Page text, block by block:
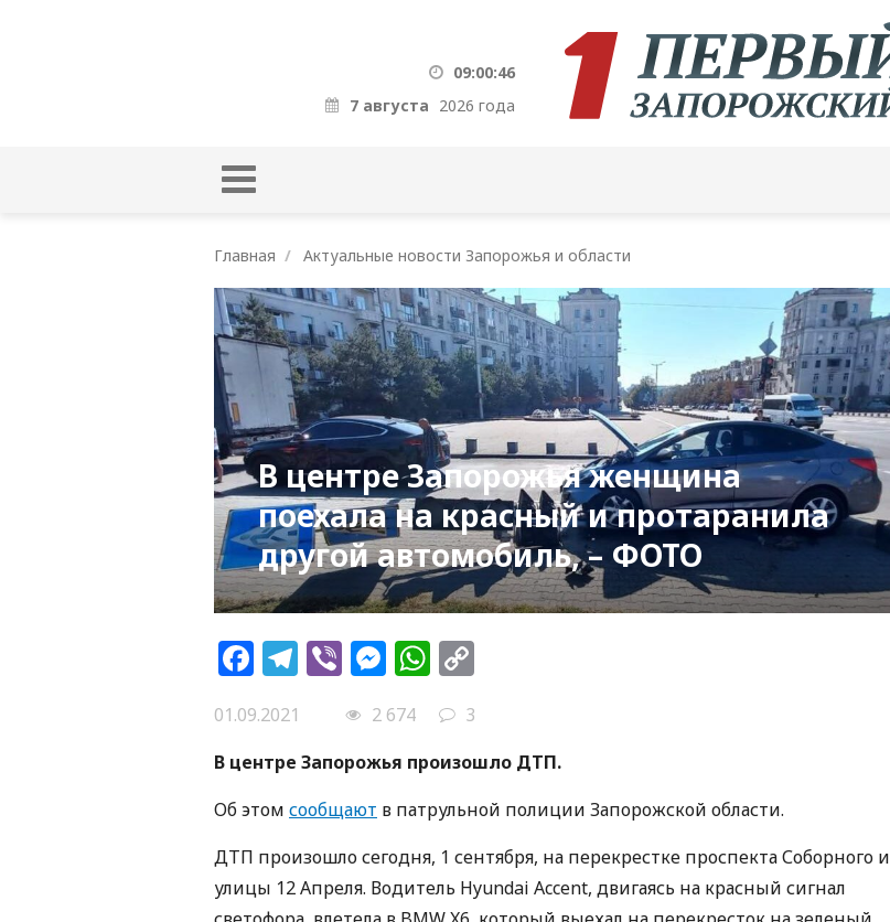
09:00:47
7 августа 2026 года
Главная Актуальные новости Запорожья и области
В центре Запорожья женщина
поехала на красный и протаранила
другой автомобиль, – ФОТО
Facebook
Telegram
ViberMessenger
WhatsApp
01.09.2021 2 674
3
В центре Запорожья произошло ДТП.
Об этом сообщают в патрульной полиции Запорожской области.
ДТП произошло сегодня, 1 сентября, на перекрестке проспекта Соборного и
улицы 12 Апреля. Водитель Hyundai Accent, двигаясь на красный сигнал